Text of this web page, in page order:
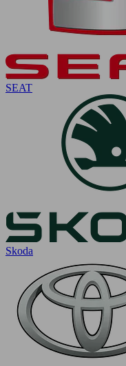
SEAT
Skoda